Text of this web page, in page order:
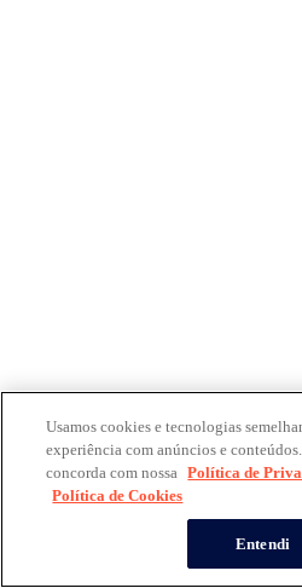
Usamos cookies e tecnologias
experiência com anúncios e
concorda com nossa Política de
Política de Cookies
Entendi